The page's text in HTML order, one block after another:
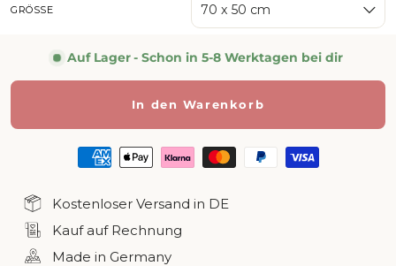
GRÖSSE 70 x 50 cm
Auf Lager- Schon in 5-8 Werktagen bei dir
In den Warenkorb
Kostenloser Versand in DE
Kauf auf Rechnung
Made in Germany